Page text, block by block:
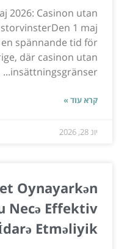
2026: Casinon utan
1 maj
spännande tid för
där casinon utan
insättningsgränser...
קרא עוד »
יונ 28, 2026
Oynayarkən
Necə Effektiv
Etməliyik?